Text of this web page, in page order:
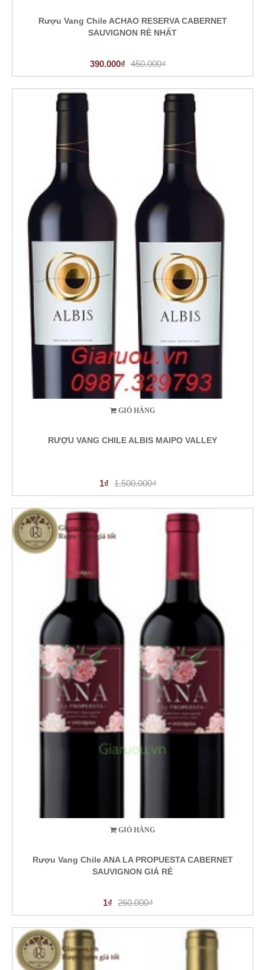
Rượu Vang Chile ACHAO RESERVA CABERNET
SAUVIGNON RẺ NHẤT
390.000₫ 450.000₫
GIỎ HÀNG
RƯỢU VANG CHILE ALBIS MAIPO VALLEY
1₫ 1.500.000₫
GIỎ HÀNG
Rượu Vang Chile ANA LA PROPUESTA CABERNET
SAUVIGNON GIÁ RẺ
1₫ 260.000₫